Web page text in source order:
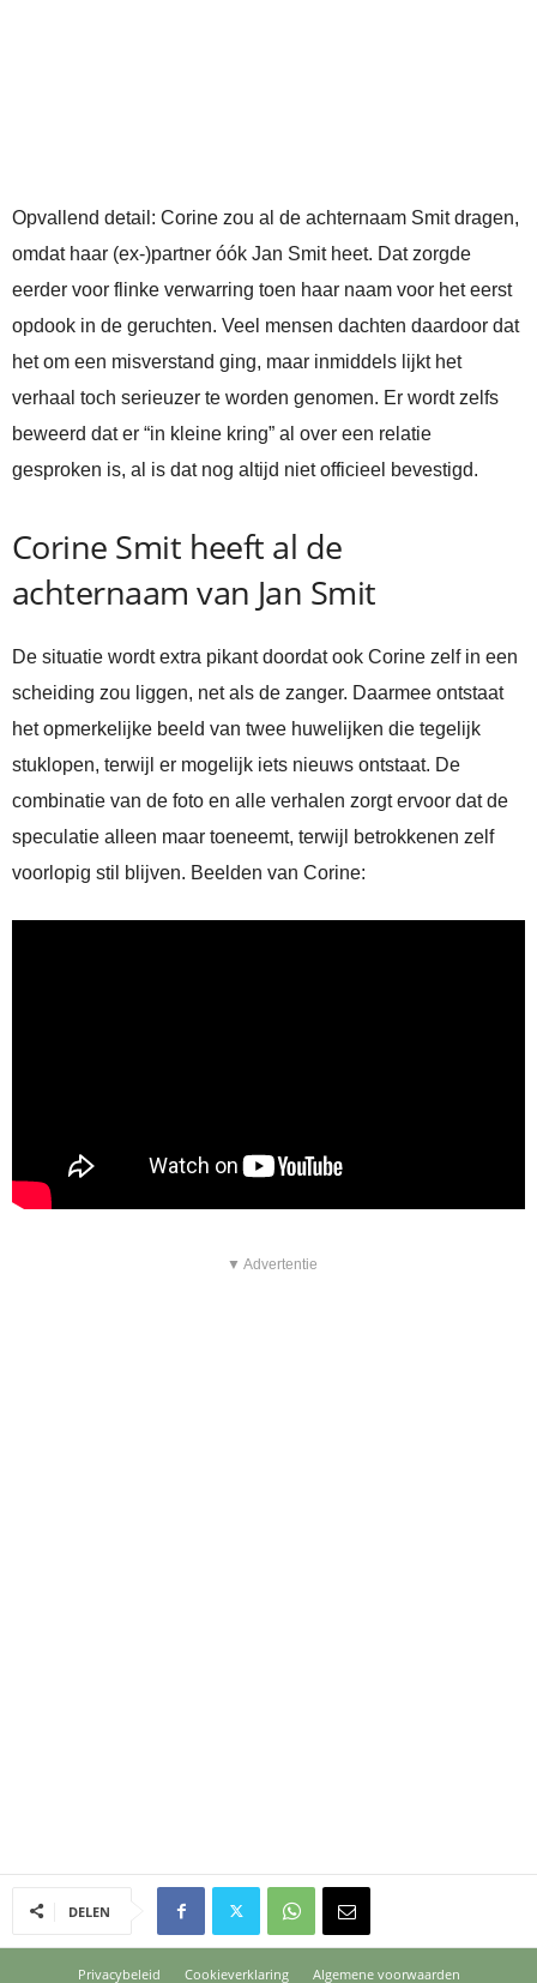
Opvallend detail: Corine zou al de achternaam Smit dragen,
omdat haar (ex-)partner óók Jan Smit heet. Dat zorgde
eerder voor flinke verwarring toen haar naam voor het eerst
opdook in de geruchten. Veel mensen dachten daardoor dat
het om een misverstand ging, maar inmiddels lijkt het
verhaal toch serieuzer te worden genomen. Er wordt zelfs
beweerd dat er “in kleine kring” al over een relatie
gesproken is, al is dat nog altijd niet officieel bevestigd.
Corine Smit heeft al de
achternaam van Jan Smit
De situatie wordt extra pikant doordat ook Corine zelf in een
scheiding zou liggen, net als de zanger. Daarmee ontstaat
het opmerkelijke beeld van twee huwelijken die tegelijk
stuklopen, terwijl er mogelijk iets nieuws ontstaat. De
combinatie van de foto en alle verhalen zorgt ervoor dat de
speculatie alleen maar toeneemt, terwijl betrokkenen zelf
voorlopig stil blijven. Beelden van Corine:
▼ Advertentie
DELEN
Privacybeleid Cookieverklaring Algemene voorwaarden